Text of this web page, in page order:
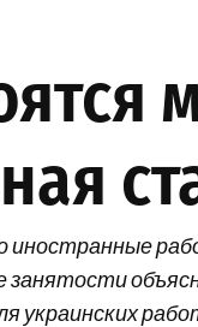
иностранные
украинских